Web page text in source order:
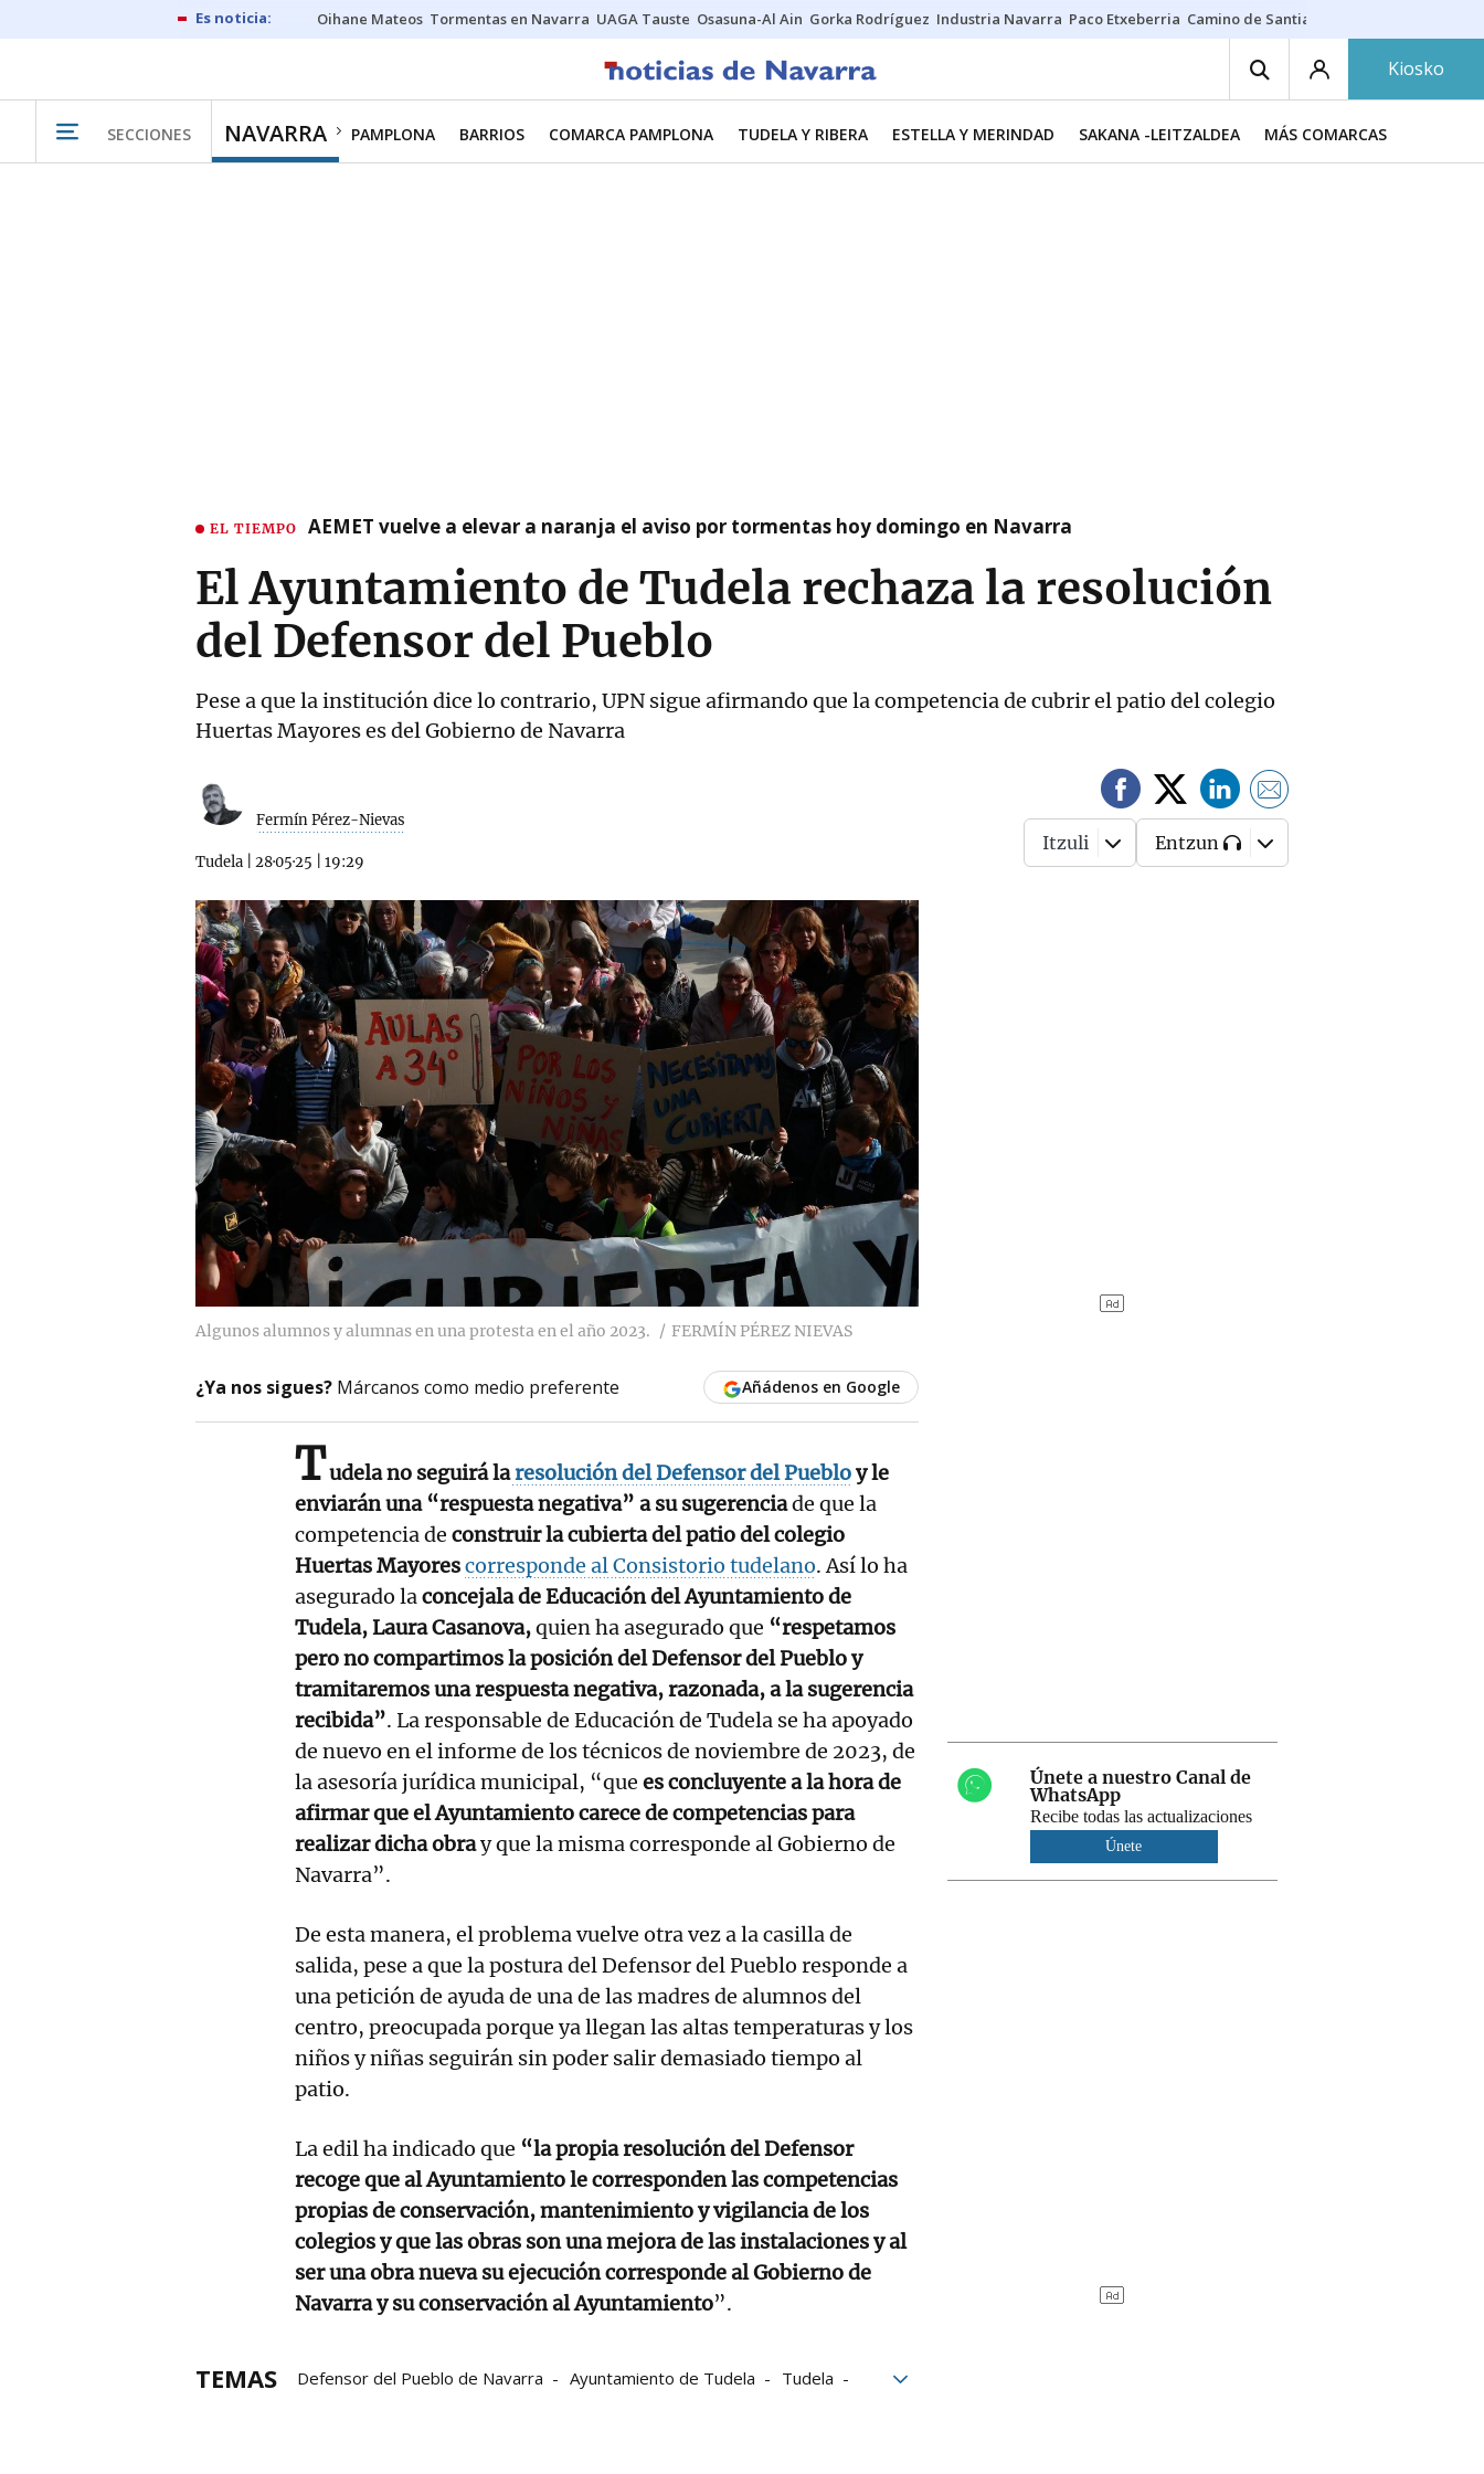
Oihane Mateos Tormentas en Navarra UAGA Tauste Osasuna-Al Ain Gorka Rodríguez Industria Navarra Paco Etxeberria Camino de Santiago
Kiosko
SECCIONES NAVARRA PAMPLONA BARRIOS COMARCA PAMPLONA TUDELA Y RIBERA ESTELLA Y MERINDAD SAKANA -LEITZALDEA MÁS COMARCAS
EL TIEMPO AEMET vuelve a elevar a naranja el aviso por tormentas hoy domingo en Navarra
El Ayuntamiento de Tudela rechaza la resolución
del Defensor del Pueblo
Pese a que la institución dice lo contrario, UPN sigue afirmando que la competencia de cubrir el patio del colegio
Huertas Mayores es del Gobierno de Navarra
Fermín Pérez-Nievas
Tudela 28·05·25 19:29
Itzuli Entzun
Algunos alumnos y alumnas en una protesta en el año 2023. FERMÍN PÉREZ NIEVAS
¿Ya nos sigues? Márcanos como medio preferente Añádenos en Google
Tudela no seguirá laresolución del Defensor del Puebloy le
enviarán una “respuesta negativa” a su sugerenciade que la
competencia de construir la cubierta del patio del colegio
Huertas Mayorescorresponde al Consistorio tudelano. Así lo ha
asegurado laconcejala de Educación del Ayuntamiento de
Tudela, Laura Casanova,quien ha asegurado que “respetamos
pero no compartimos la posición del Defensor del Pueblo y
tramitaremos una respuesta negativa, razonada, a la sugerencia
recibida”. La responsable de Educación de Tudela se ha apoyado
de nuevo en el informe de los técnicos de noviembre de 2023, de
la asesoría jurídica municipal, “que es concluyente a la hora de
afirmar que el Ayuntamiento carece de competencias para
realizar dicha obray que la misma corresponde al Gobierno de
Navarra”.
De esta manera, el problema vuelve otra vez a la casilla de
salida, pese a que la postura del Defensor del Pueblo responde a
una petición de ayuda de una de las madres de alumnos del
centro, preocupada porque ya llegan las altas temperaturas y los
niños y niñas seguirán sin poder salir demasiado tiempo al
patio.
La edil ha indicado que “la propia resolución del Defensor
recoge que al Ayuntamiento le corresponden las competencias
propias de conservación, mantenimiento y vigilancia de los
colegios y que las obras son una mejora de las instalaciones y al
ser una obra nueva su ejecución corresponde al Gobierno de
Navarra y su conservación al Ayuntamiento”.
TEMAS Defensor del Pueblo de Navarra Ayuntamiento de Tudela
Tudela
Únete a nuestro Canal de
WhatsApp
Recibe todas las actualizaciones
Únete